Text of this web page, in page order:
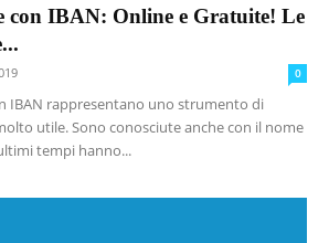
con IBAN: Online e Gratuite! Le
0
IBAN rappresentano uno strumento di
utile. Sono conosciute anche con il nome
tempi hanno...